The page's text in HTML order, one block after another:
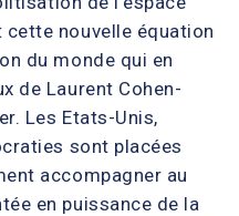
nouvelle équation
du monde qui en
de Laurent Cohen-
Les Etats-Unis,
sont placées
accompagner au
en puissance de la